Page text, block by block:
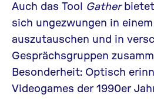
Auch das Tool Gatherbietet
sich ungezwungen in
auszutauschen und in
Gesprächsgruppen
Besonderheit: Optisch
Videogames der 1990er